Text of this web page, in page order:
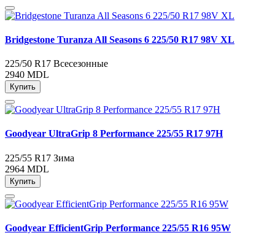
Bridgestone Turanza All Seasons 6 225/50 R17 98V XL
225/50 R17 Всесезонные
2940 MDL
Купить
Goodyear UltraGrip 8 Performance 225/55 R17 97H
225/55 R17 Зима
2964 MDL
Купить
Goodyear EfficientGrip Performance 225/55 R16 95W